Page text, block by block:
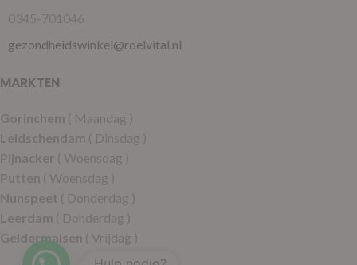
0345-701046
gezondheidswinkel@roelvital.nl
MARKTEN
Gorinchem ( Maandag )
Leidschendam ( Dinsdag )
Pijnacker ( Woensdag )
Putten ( Woensdag )
Nunspeet ( Donderdag )
Leerdam ( Donderdag )
Geldermalsen ( Vrijdag )